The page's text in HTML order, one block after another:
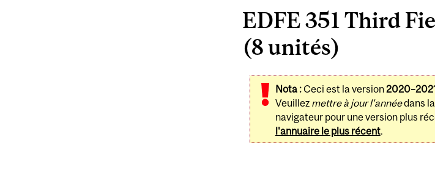
EDFE 351 Third
(8 unités)
Nota :Ceci est la version
Veuillez mettre à jour l'annéedans la
navigateur pour une version plus
l'annuaire le plus récent.